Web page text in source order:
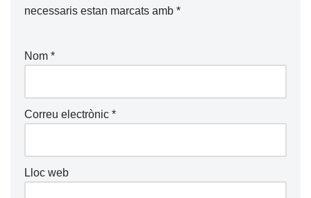
necessaris estan marcats amb *
Nom *
Correu electrònic *
Lloc web